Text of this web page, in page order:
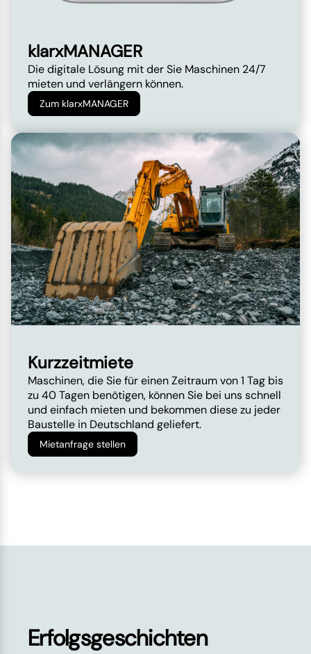
klarxMANAGER
Die digitale Lösung mit der Sie Maschinen 24/7
mieten und verlängern können.
Zum klarxMANAGER
Kurzzeitmiete
Maschinen, die Sie für einen Zeitraum von 1 Tag bis
zu 40 Tagen benötigen, können Sie bei uns schnell
und einfach mieten und bekommen diese zu jeder
Baustelle in Deutschland geliefert.
Mietanfrage stellen
Erfolgsgeschichten